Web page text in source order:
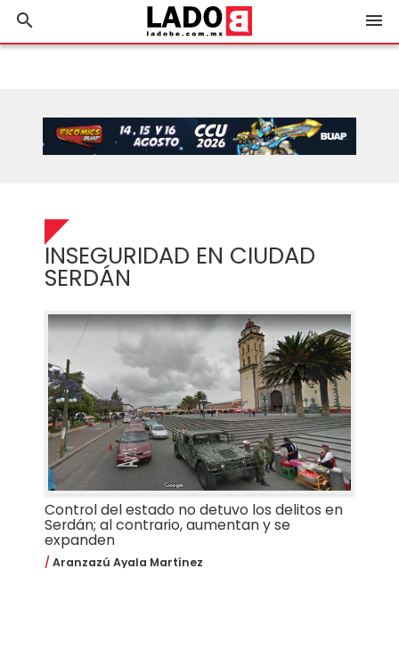
search menu
INSEGURIDAD EN CIUDAD
SERDÁN
Control del estado no detuvo los delitos en
Serdán; al contrario, aumentan y se
expanden
Aranzazú Ayala Martínez